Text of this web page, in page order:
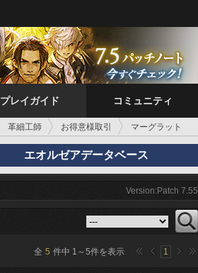
プレイガイド コミュニティ
革細工師 お得意様取引 マーグラット
エオルゼアデータベース
Version:Patch 7.55
全 5 件中 1 ～5件を表示 1